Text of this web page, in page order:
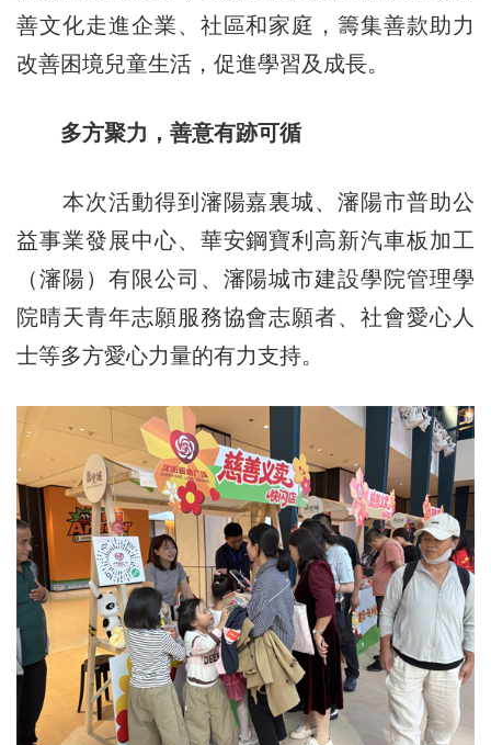
善文化走進企業、社區和家庭，籌集善款助力
改善困境兒童生活，促進學習及成長。
多方聚力，善意有跡可循
本次活動得到瀋陽嘉裏城、瀋陽市普助公
益事業發展中心、華安鋼寶利高新汽車板加工
（瀋陽）有限公司、瀋陽城市建設學院管理學
院晴天青年志願服務協會志願者、社會愛心人
士等多方愛心力量的有力支持。